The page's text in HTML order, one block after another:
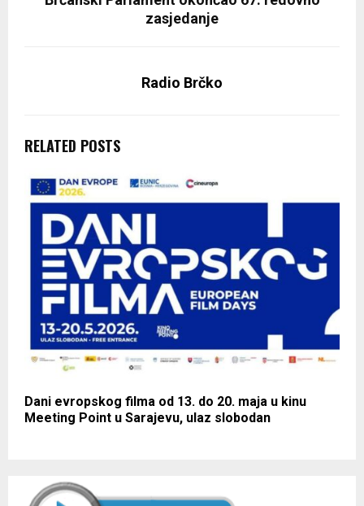
zasjedanje
Radio Brčko
RELATED POSTS
Dani evropskog filma od 13. do 20. maja u kinu
Meeting Point u Sarajevu, ulaz slobodan